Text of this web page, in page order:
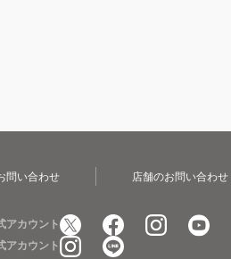
問い合わせ 店舗のお問い合わせ
アカウント
アカウント